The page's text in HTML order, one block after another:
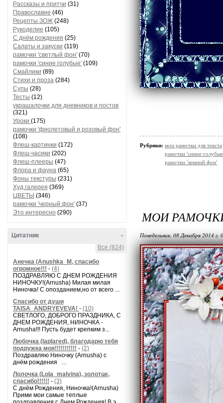
Рассказы и притчи (31)
Православие (46)
Рецепты ЗОЖ (248)
Рукоделие (105)
С днём рождения (25)
Салаты и закуски (119)
рамочки 'светлый фон' (70)
рамочки 'синие голубые' (109)
Смайлики (89)
Стихи и проза (284)
Супы (28)
Тесты (12)
украшалочки для дневников и постов
(321)
Уроки (175)
рамочки 'фиолетовый и розовый фон'
(108)
Флеш-картинки (172)
Флеш-часики (202)
Флеш-плееры (47)
Флора и фауна (65)
Фоны текстуры (231)
Худ.галерея (369)
ЦВЕТЫ (346)
рамочки 'черный фон' (37)
Это интересно (290)
-
Цитатник
Все (824)
Анечка (Anushka_M, спасибо
огромное!!! - (4)
ПОЗДРАВЛЯЮ С ДНЕМ РОЖДЕНИЯ
НИНОЧКУ!(Arnusha) Милая милая
Ниночка! С опозданием,но от всего ...
Спасибо от души
TAISA_ANDRYEVEVA! - (10)
СВЕТЛОГО, ДОБРОГО ПРАЗДНИКА, С
ДНЕМ РОЖДЕНИЯ, НИНОЧКА -
Arnusha!!! Пусть будет крепким з...
Любочка (laplared), благодарю тебя
подружка моя!!!!!!!!!!! - (2)
Поздравляю Ниночку (Arnusha) с
днём рождения ...
Лолочка (Lola_malvina), золотце,
спасибо!!!!!! - (3)
С днём Рождения, Ниночка!(Аrnusha)
Прими мои самые теплые
Рубрики: мои рамочки для текста
рамочки 'синие
рамочки 'зимний фон'
МОИ
Понедельник, 08 Декабря 2014 г.